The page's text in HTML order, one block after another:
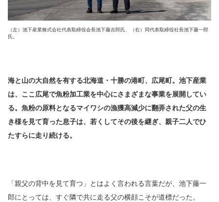
（左）池下産業株式会社代表取締役会長池下藤吉郎氏、（右）同代表取締役社長池下藤一郎
氏。
海と山の大自然を有する北海道・十勝の港町、広尾町。池下産業
は、ここ広尾で魚粉加工業を中心にさまざまな事業を展開してい
る。魚粉の原料となるマイワシの漁獲高減少に翻弄された父の生
き様を見て育った息子は、若くしてその後を継ぎ、親子二人でひ
たすらに走り続ける。
「親父の背中を見て育つ」とはよく言われる言葉だが、池下藤一
郎にとっては、すぐ隣で共に走る父の横顔こそが道標だった。